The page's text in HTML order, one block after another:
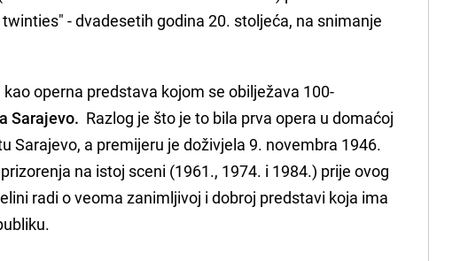
- dvadesetih godina 20. stoljeća, na snimanje
operna predstava kojom se obilježava 100-
Sarajevo. Razlog je što je to bila prva opera u domaćoj
Sarajevo, a premijeru je doživjela 9. novembra 1946.
na istoj sceni (1961., 1974. i 1984.) prije ovog
radi o veoma zanimljivoj i dobroj predstavi koja ima